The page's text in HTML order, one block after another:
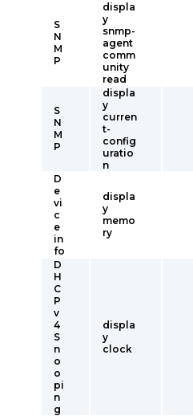
S
N
M
P
displa
y
snmp-
agent
comm
unity
read
S
N
M
P
displa
y
curren
t-
config
uratio
n
D
e
vi
c
e
in
fo
displa
y
memo
ry
D
H
C
P
v
4
S
n
o
o
pi
n
g
displa
y
clock